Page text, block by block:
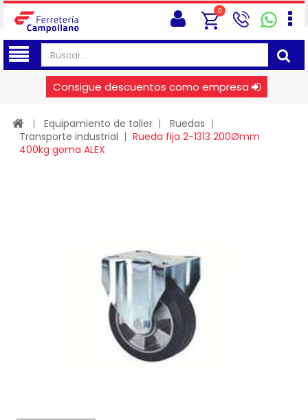
0
Consigue descuentos como empresa
Equipamiento de taller
Ruedas
Transporte industrial
Rueda fija 2-1313 200Ømm
400kg goma ALEX